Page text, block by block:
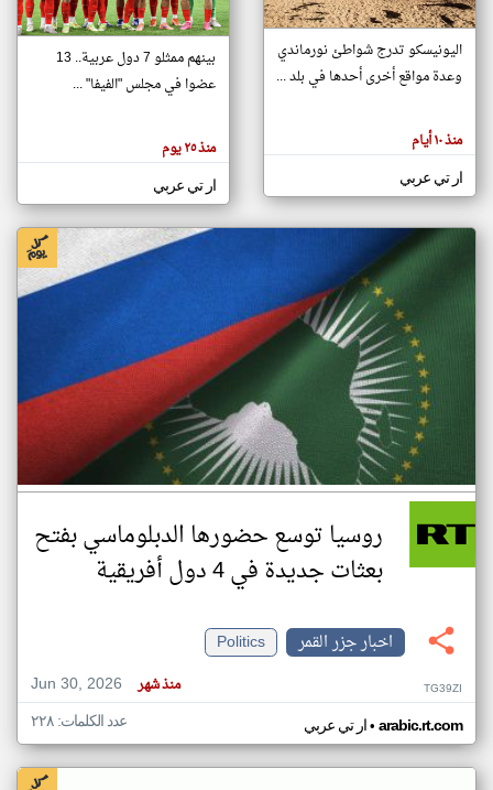
تغيير الدولة
اخبار جزر القمر على مدار الساعة
أهم اخبار جزر القمر العاجلة والمباشرة
هنا عن
وجهة
كاتبيها.
اليونيسكو تدرج شواطئ نورماندي
وعدة مواقع أخرى أحدها في بلد ...
منذ ١٠ أيام
ار تي عربي
بينهم ممثلو 7 دول عربية.. 13
عضوا في مجلس "الفيفا" ...
منذ ٢٥ يوم
ار تي عربي
روسيا توسع حضورها الدبلوماسي بفتح
بعثات جديدة في 4 دول أفريقية
اخبار جزر القمر
Politics
Jun 30, 2026
منذ شهر TG39ZI
ار تي عربي• arabic.rt.com عدد الكلمات: ٢٢٨
klyoum.com